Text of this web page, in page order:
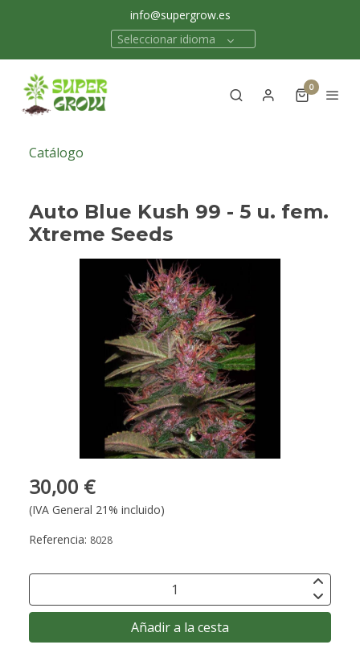
info@supergrow.es
Seleccionar idioma
0
Catálogo
Auto Blue Kush 99 - 5 u. fem.
Xtreme Seeds
30,00 €
(IVA General 21% incluido)
Referencia: 8028
Añadir a la cesta